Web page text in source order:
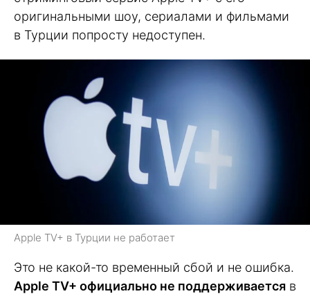
оригинальными шоу, сериалами и фильмами
в Турции попросту недоступен.
Apple TV+ в Турции не работает
Это не какой-то временный сбой и не ошибка.
Apple TV+ официально не поддерживается в